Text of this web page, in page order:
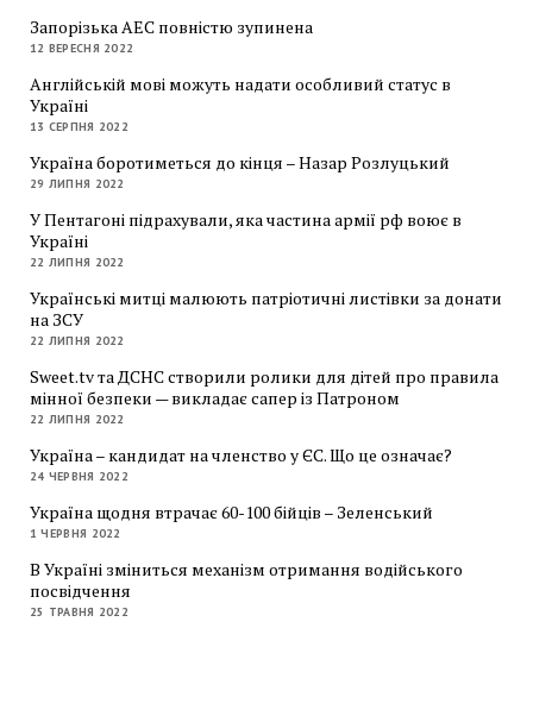
Запорізька АЕС повністю зупинена
12 ВЕРЕСНЯ 2022
Англійській мові можуть надати особливий статус в
Україні
13 СЕРПНЯ 2022
Україна боротиметься до кінця – Назар Розлуцький
29 ЛИПНЯ 2022
У Пентагоні підрахували, яка частина армії рф воює в
Україні
22 ЛИПНЯ 2022
Українські митці малюють патріотичні листівки за донати
на ЗСУ
22 ЛИПНЯ 2022
Sweet.tv та ДСНС створили ролики для дітей про правила
мінної безпеки — викладає сапер із Патроном
22 ЛИПНЯ 2022
Україна – кандидат на членство у ЄС. Що це означає?
24 ЧЕРВНЯ 2022
Україна щодня втрачає 60-100 бійців – Зеленський
1 ЧЕРВНЯ 2022
В Україні зміниться механізм отримання водійського
посвідчення
25 ТРАВНЯ 2022